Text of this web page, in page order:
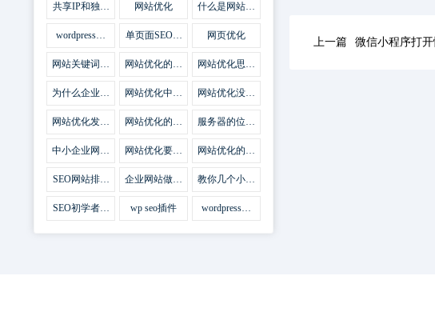
共享IP和独立
网站优化
什么是网站优
wordpress网
集插件
单页面SEO网
网页优化
网站关键词优
么
网站优化的误
网站优化思路
要
为什么企业网
网站SEO优
网站优化中关
干问题
网站优化没有
味道
网站优化发挥
网站优化的费
服务器的位置
影响
中小企业网站
法
网站优化要不
网站优化的逆
SEO网站排名
法宝
企业网站做好
势
教你几个小技
页优化
SEO初学者，
网站
wp seo插件
wordpress插
上一篇 微信小程序打